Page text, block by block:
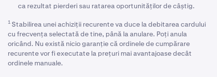
ca rezultat pierderi sau ratarea oportunităților de câștig.
1Stabilirea unei achiziții recurente va duce la debitarea cardului
cu frecvența selectată de tine, până la anulare. Poți anula
oricând. Nu există nicio garanție că ordinele de cumpărare
recurente vor fi executate la prețuri mai avantajoase decât
ordinele manuale.